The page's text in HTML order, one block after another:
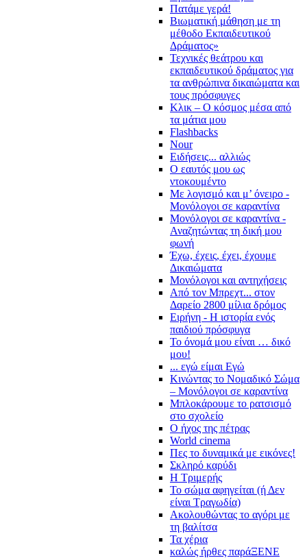
Πατάμε γερά!
Βιωματική μάθηση με τη
μέθοδο Εκπαιδευτικού
Δράματος»
Τεχνικές θεάτρου και
εκπαιδευτικού δράματος για
τα ανθρώπινα δικαιώματα και
τους πρόσφυγες
Κλικ – Ο κόσμος μέσα από
τα μάτια μου
Flashbacks
Nour
Ειδήσεις... αλλιώς
Ο εαυτός μου ως
ντοκουμέντο
Με λογισμό και μ’ όνειρο -
Μονόλογοι σε καραντίνα
Μονόλογοι σε καραντίνα -
Αναζητώντας τη δική μου
φωνή
Έχω, έχεις, έχει, έχουμε
Δικαιώματα
Μονόλογοι και αντηχήσεις
Από τον Μπρεχτ... στον
Δαρείο 2800 μίλια δρόμος
Ειρήνη - Η ιστορία ενός
παιδιού πρόσφυγα
Το όνομά μου είναι … δικό
μου!
... εγώ είμαι Εγώ
Κινώντας το Νομαδικό Σώμα
– Μονόλογοι σε καραντίνα
Μπλοκάρουμε το ρατσισμό
στο σχολείο
Ο ήχος της πέτρας
World cinema
Πες το δυναμικά με εικόνες!
Σκληρό καρύδι
Η Τριμερής
Το σώμα αφηγείται (ή Δεν
είναι Τραγωδία)
Ακολουθώντας το αγόρι με
τη βαλίτσα
Τα χέρια
καλώς ήρθες παράΞΕΝΕ